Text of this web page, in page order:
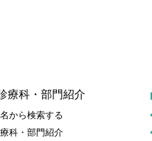
療科・部門紹介
から検索する
科・部門紹介